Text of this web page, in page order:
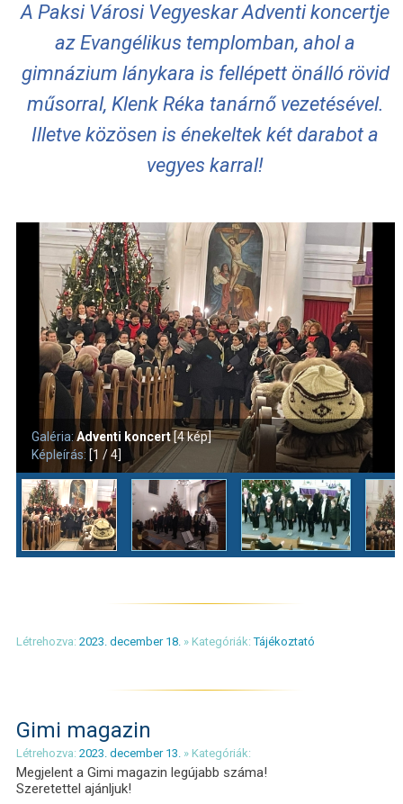
A Paksi Városi Vegyeskar Adventi koncertje
az Evangélikus templomban, ahol a
gimnázium lánykara is fellépett önálló rövid
műsorral, Klenk Réka tanárnő vezetésével.
Illetve közösen is énekeltek két darabot a
vegyes karral!
Galéria:Adventi koncert [4 kép]
Képleírás: [1 / 4]
Létrehozva: 2023. december 18. » Kategóriák:Tájékoztató
Gimi magazin
Létrehozva: 2023. december 13. » Kategóriák:
Megjelent a Gimi magazin legújabb száma!
Szeretettel ajánljuk!